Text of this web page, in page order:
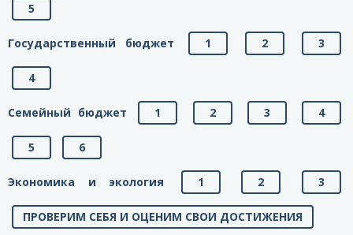
5
Государственный бюджет 1 2 3
4
Семейный бюджет 1 2 3 4
5 6
Экономика и экология 1 2 3
ПРОВЕРИМ СЕБЯ И ОЦЕНИМ СВОИ ДОСТИЖЕНИЯ